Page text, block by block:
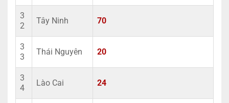
3
2
Tây Ninh 70
3
3
Thái Nguyên 20
3
4
Lào Cai 24